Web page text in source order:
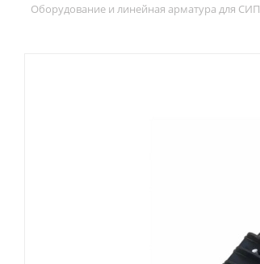
Оборудование и линейная арматура для СИП